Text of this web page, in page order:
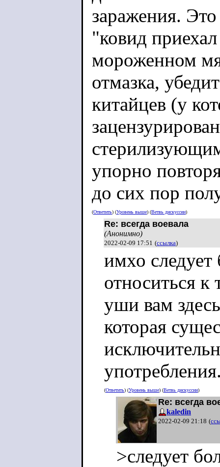
заражения.
"ковид
мороженном
отмазка,
китайцев (у
упорно
до сих пор
(Ответить) (Уровень выше) (Ветвь дискуссии)
Re: всегда воевала
(Анонимно)
2022-02-09 17:51 (ссылка)
имхо следует
относиться
уши вам
которая
(Ответить) (Уровень выше) (Ветвь дискуссии)
Re: всегда
kaledin
2022-02-09 21:18 (
>следует